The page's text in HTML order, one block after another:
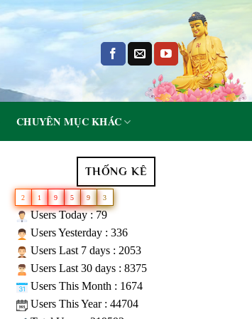
CHUYÊN MỤC KHÁC
THỐNG KÊ
2 1 9 5 9 3
Users Today : 79
Users Yesterday : 336
Users Last 7 days : 2053
Users Last 30 days : 8375
Users This Month : 1674
Users This Year : 44704